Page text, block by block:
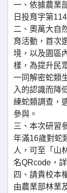
一、依據農業
日投育字第
二、奧萬大自
育活動，首次
境，以及園區
樣，為提升民
一同解密蛇類
入的認識而降
練蛇類調查，
參與。
三、本次研習
年滿16歲對蛇
人，可至「山
名QRcode，
四、請貴校本
由農業部林業